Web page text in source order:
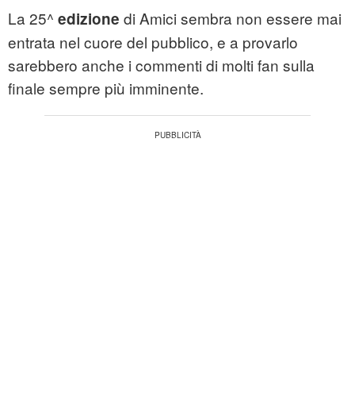
La 25^ edizione di Amici sembra non essere mai
entrata nel cuore del pubblico, e a provarlo
sarebbero anche i commenti di molti fan sulla
finale sempre più imminente.